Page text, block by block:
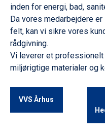
inden for energi, bad,
Da vores medarbejdere
felt, kan vi sikre vores
rådgivning.
Vi leverer et
miljørigtige materialer og
VVS Århus